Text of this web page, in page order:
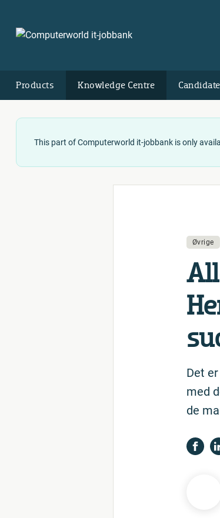
Products Knowledge Centre
This part of Computerworld it-jobbank is only
Øvrige
Det
med
de